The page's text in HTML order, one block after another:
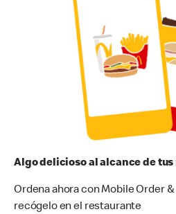
Algo delicioso al alcance de tus
Ordena ahora con Mobile Order &
recógelo en el restaurante